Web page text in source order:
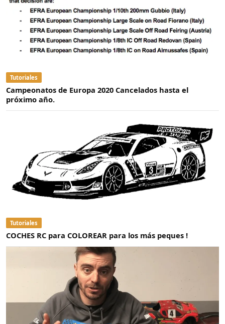
Tutoriales
Campeonatos de Europa 2020 Cancelados hasta el
próximo año.
Tutoriales
COCHES RC para COLOREAR para los más peques !